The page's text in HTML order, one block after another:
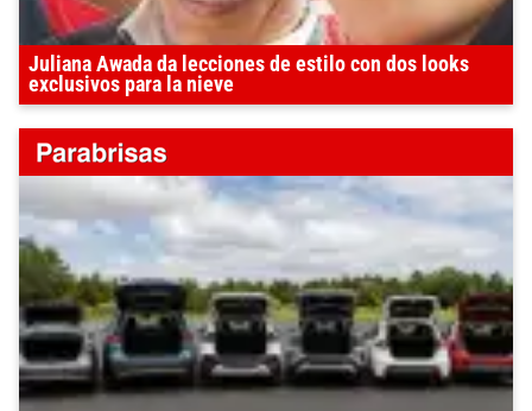
Juliana Awada da lecciones de estilo con dos looks
exclusivos para la nieve